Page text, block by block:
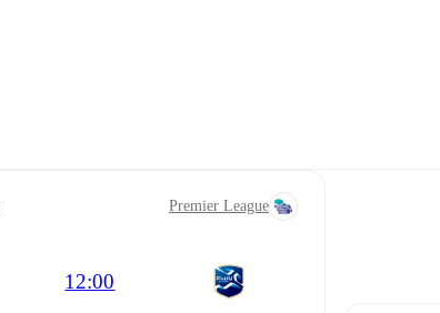
Premier League
12:00